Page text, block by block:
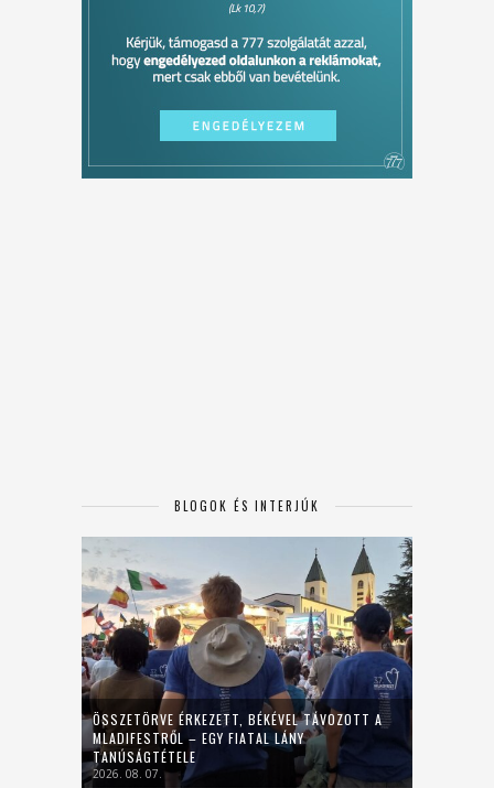
BLOGOK ÉS INTERJÚK
ÖSSZETÖRVE ÉRKEZETT, BÉKÉVEL TÁVOZOTT A
MLADIFESTRŐL – EGY FIATAL LÁNY
TANÚSÁGTÉTELE
2026. 08. 07.